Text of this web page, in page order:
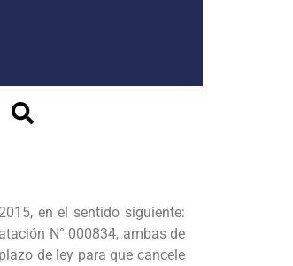
en el sentido siguiente:
N° 000834, ambas de
de ley para que cancele